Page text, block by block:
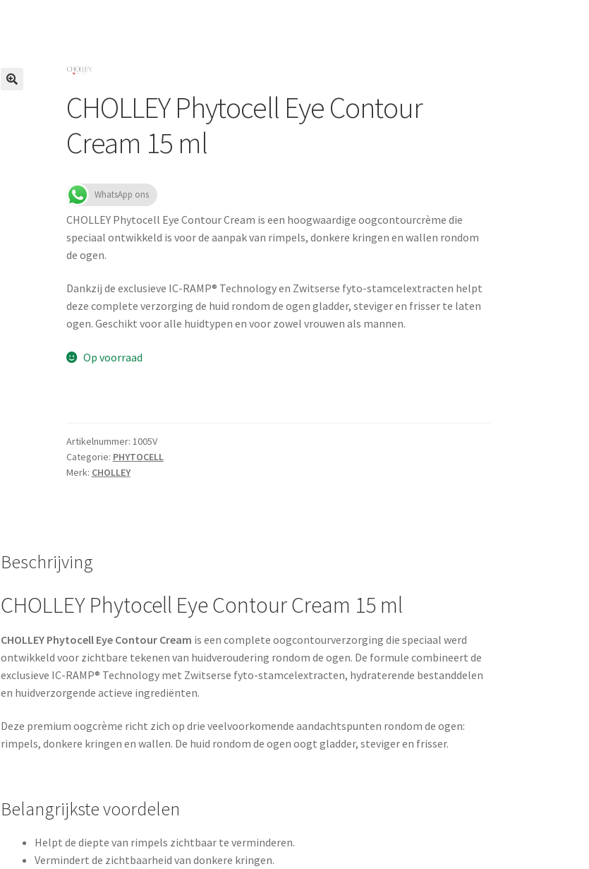
CHOLLEY Phytocell Eye Contour
Cream 15 ml
WhatsApp ons
CHOLLEY Phytocell Eye Contour Cream is een hoogwaardige oogcontourcrème die
speciaal ontwikkeld is voor de aanpak van rimpels, donkere kringen en wallen rondom
de ogen.
Dankzij de exclusieve IC-RAMP® Technology en Zwitserse fyto-stamcelextracten helpt
deze complete verzorging de huid rondom de ogen gladder, steviger en frisser te laten
ogen. Geschikt voor alle huidtypen en voor zowel vrouwen als mannen.
Op voorraad
Artikelnummer: 1005V
Categorie: PHYTOCELL
Merk: CHOLLEY
Beschrijving
CHOLLEY Phytocell Eye Contour Cream 15 ml
CHOLLEY Phytocell Eye Contour Cream is een complete oogcontourverzorging die speciaal werd
ontwikkeld voor zichtbare tekenen van huidveroudering rondom de ogen. De formule combineert de
exclusieve IC-RAMP® Technology met Zwitserse fyto-stamcelextracten, hydraterende bestanddelen
en huidverzorgende actieve ingrediënten.
Deze premium oogcrème richt zich op drie veelvoorkomende aandachtspunten rondom de ogen:
rimpels, donkere kringen en wallen. De huid rondom de ogen oogt gladder, steviger en frisser.
Belangrijkste voordelen
Helpt de diepte van rimpels zichtbaar te verminderen.
Vermindert de zichtbaarheid van donkere kringen.